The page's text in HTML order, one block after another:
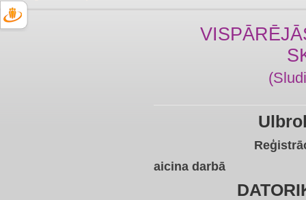
aicina darbā